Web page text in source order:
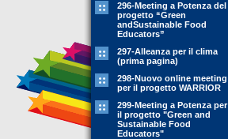
296-Meeting a Potenza del
progetto “Green
andSustainable Food
Educators”
297-Alleanza per il clima
(prima pagina)
298-Nuovo online meeting
per il progetto WARRIOR
299-Meeting a Potenza per
il progetto "Green and
Sustainable Food
Educators"